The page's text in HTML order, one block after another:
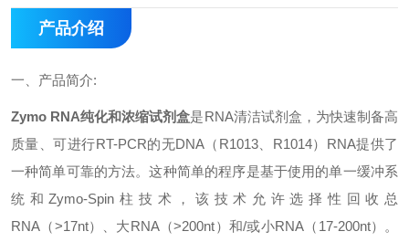
产品介绍
一、 产品简介:
Zymo RNA纯化和浓缩试剂盒是RNA清洁试剂盒，为快速制备高
质量、可进行RT-PCR的无DNA （ R1013、 R1014） RNA提供了
一种简单可靠的方法。这种简单的程序是基于使用的单一缓冲系
统和Zymo-Spin 柱技术，该技术允许选择性回收总
RNA （>17nt）、大RNA（>200nt）和/或小RNA（ 17-200nt）。